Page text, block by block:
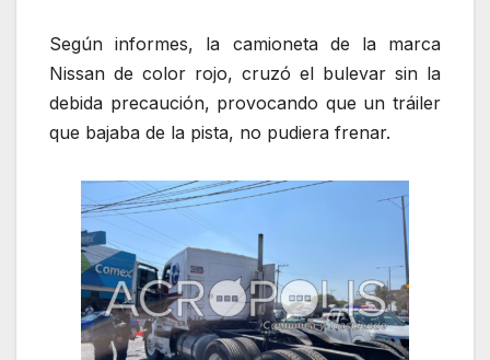
Según informes, la camioneta de la marca
Nissan de color rojo, cruzó el bulevar sin la
debida precaución, provocando que un tráiler
que bajaba de la pista, no pudiera frenar.